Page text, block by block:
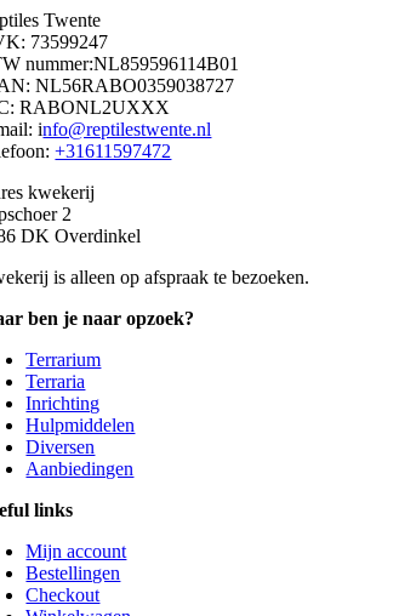
Twente
73599247
nummer:NL859596114B01
NL56RABO0359038727
RABONL2UXXX
info@reptilestwente.nl
+31611597472
kwekerij
2
DK Overdinkel
is alleen op afspraak te bezoeken.
ben je naar opzoek?
Terrarium
Terraria
Inrichting
Hulpmiddelen
Diversen
Aanbiedingen
links
Mijn account
Bestellingen
Checkout